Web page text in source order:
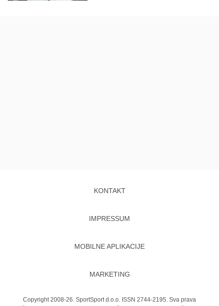
KONTAKT
IMPRESSUM
MOBILNE APLIKACIJE
MARKETING
Copyright 2008-26. SportSport d.o.o. ISSN 2744-2195. Sva prava